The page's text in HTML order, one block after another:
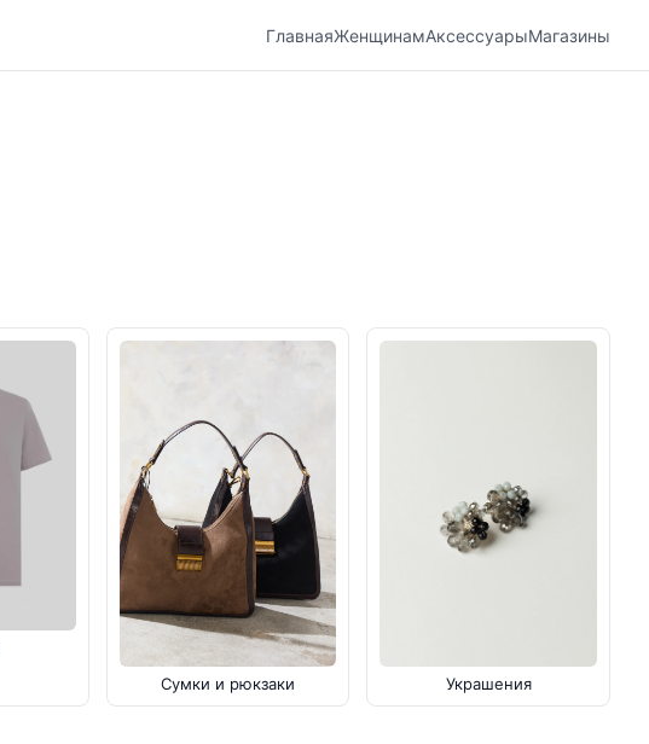
ГлавнаяЖенщинамАксессуарыМагазины
Сумки и рюкзаки
Украшения